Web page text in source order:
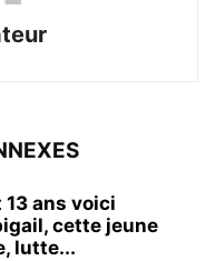
ans voici
cette jeune
lutte...